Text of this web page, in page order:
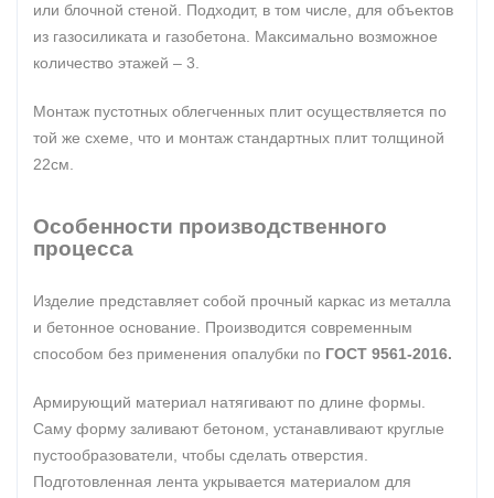
или блочной стеной. Подходит, в том числе, для объектов
из газосиликата и газобетона. Максимально возможное
количество этажей – 3.
Монтаж пустотных облегченных плит осуществляется по
той же схеме, что и монтаж стандартных плит толщиной
22см.
Особенности производственного
процесса
Изделие представляет собой прочный каркас из металла
и бетонное основание. Производится современным
способом без применения опалубки по ГОСТ 9561-2016.
Армирующий материал натягивают по длине формы.
Саму форму заливают бетоном, устанавливают круглые
пустообразователи, чтобы сделать отверстия.
Подготовленная лента укрывается материалом для